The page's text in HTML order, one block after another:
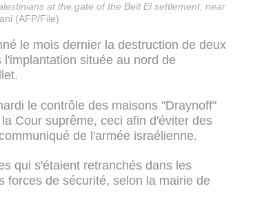
at the gate of the Beit El settlement, near
(AFP/File)
le mois dernier la destruction de deux
située au nord de
le contrôle des maisons "Draynoff"
Cour suprême, ceci afin d'éviter des
de l'armée israélienne.
qui s'étaient retranchés dans les
forces de sécurité, selon la mairie de